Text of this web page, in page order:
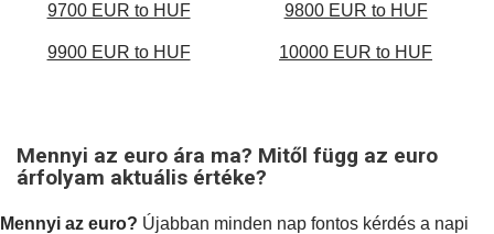
9700 EUR to HUF 9800 EUR to HUF
9900 EUR to HUF 10000 EUR to HUF
Mennyi az euro ára ma? Mitől függ az euro
árfolyam aktuális értéke?
Mennyi az euro? Újabban minden nap fontos kérdés a napi